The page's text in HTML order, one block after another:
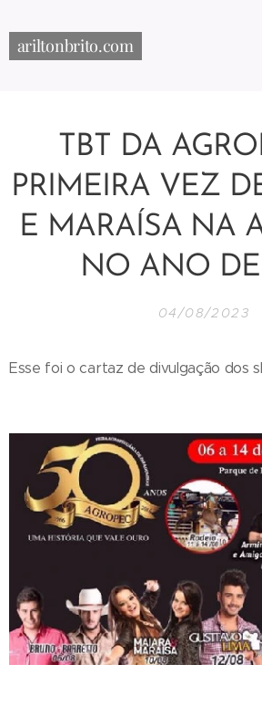
ariltonbrito.com
TBT DA
PRIMEIRA VEZ
E MARAÍSA NA
NO ANO DE
04/08/2023
Esse foi o cartaz de divulgação dos